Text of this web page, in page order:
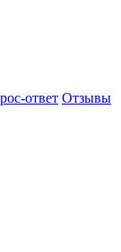
ответ Отзывы